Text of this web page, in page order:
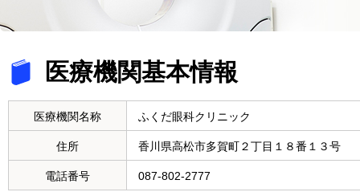
医療機関基本情報
医療機関名称 ふくだ眼科クリニック
住所 香川県高松市多賀町２丁目１８番１３号
電話番号 087-802-2777